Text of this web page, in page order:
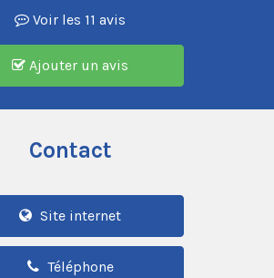
Voir les 11 avis
Ajouter un avis
Contact
Site internet
Téléphone